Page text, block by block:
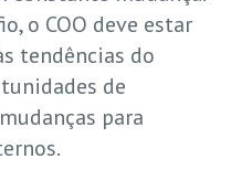
o COO deve estar
tendências do
de
para